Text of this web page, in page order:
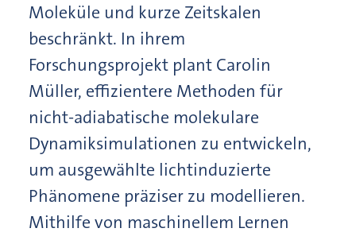
Moleküle und kurze Zeitskalen
beschränkt. In ihrem
Forschungsprojekt plant Carolin
Müller, effizientere Methoden für
nicht-adiabatische molekulare
Dynamiksimulationen zu entwickeln,
um ausgewählte lichtinduzierte
Phänomene präziser zu modellieren.
Mithilfe von maschinellem Lernen